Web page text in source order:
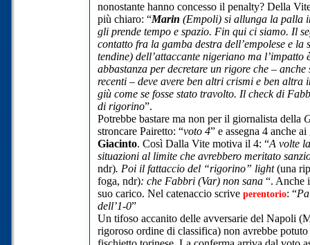
nonostante hanno concesso il penalty? Della
più chiaro: “Marin (Empoli) si allunga la palla
gli prende tempo e spazio. Fin qui ci siamo. Il
contatto fra la gamba destra dell’empolese e la
tendine) dell’attaccante nigeriano ma l’impatto
abbastanza per decretare un rigore che –
recenti – deve avere ben altri crismi e ben altra
giù come se fosse stato travolto. Il check di
di rigorino”.
Potrebbe bastare ma non per il giornalista della
stroncare Pairetto: “voto 4” e assegna 4 anche
Giacinto. Così Dalla Vite motiva il 4: “A volte
situazioni al limite che avrebbero meritato
ndr). Poi il fattaccio del “rigorino” light(una
foga, ndr): che Fabbri (Var) non sana “. Anche
suo carico. Nel catenaccio scrive perentorio: “
dell’1-0”
Un tifoso accanito delle avversarie del Napoli
rigoroso ordine di classifica) non avrebbe